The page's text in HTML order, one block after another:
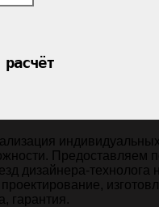
расчёт
Предоставляем
дизайнера-технолога
гарантия.